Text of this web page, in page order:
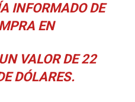
INFORMADO DE
EN
VALOR DE 22
DÓLARES.